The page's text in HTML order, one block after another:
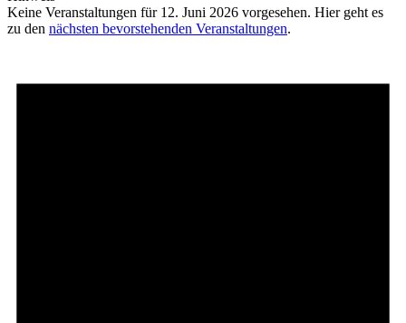
Keine Veranstaltungen für 12. Juni 2026 vorgesehen. Hier geht es
zu den nächsten bevorstehenden Veranstaltungen.